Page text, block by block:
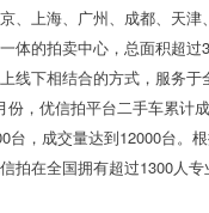
、上海、广州、成都、天津
体的拍卖中心，总面积超过
线下相结合的方式，服务于
份，优信拍平台二手车累计
台，成交量达到12000台。
拍在全国拥有超过1300人